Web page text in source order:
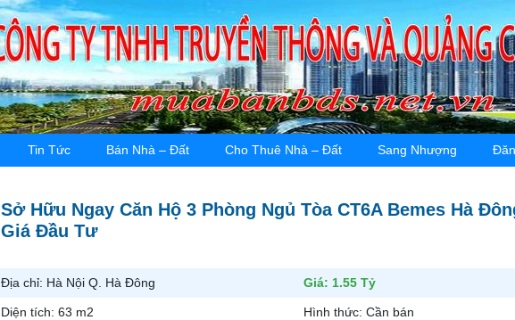
Tin Tức Bán Nhà – Đất Cho Thuê Nhà – Đất Sang Nhượng
Sở Hữu Ngay Căn Hộ 3 Phòng Ngủ Tòa CT6A Bemes Hà
Giá Đầu Tư
Địa chỉ: Hà Nội Q. Hà Đông Giá: 1.55 Tỷ
Diện tích: 63 m2 Hình thức: Cần bán